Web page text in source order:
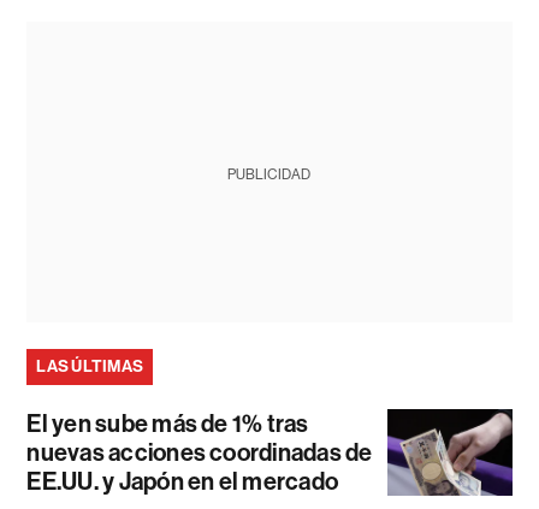
PUBLICIDAD
LAS ÚLTIMAS
El yen sube más de 1% tras
nuevas acciones coordinadas de
EE.UU. y Japón en el mercado